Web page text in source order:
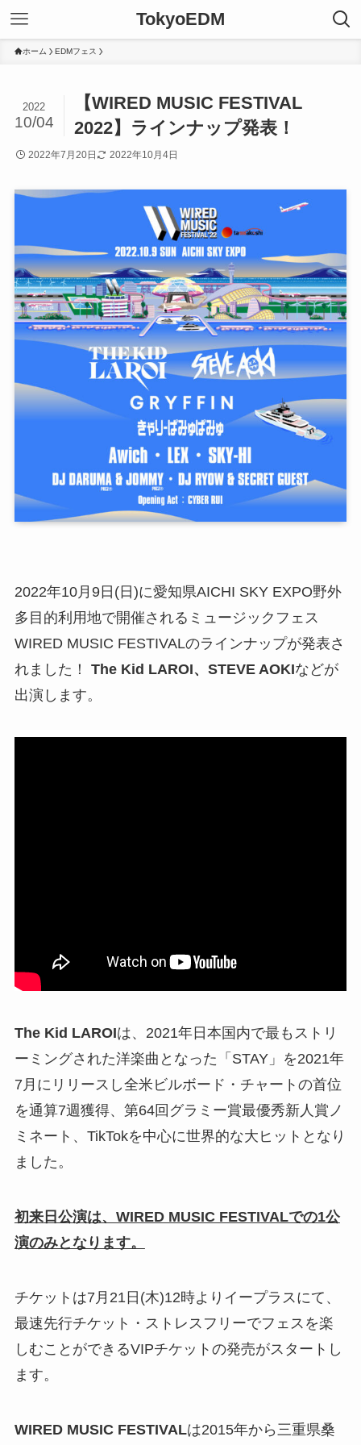
TokyoEDM
ホーム EDMフェス
【WIRED MUSIC FESTIVAL
2022】ラインナップ発表！
2022
10/04
2022年7月20日 2022年10月4日
2022年10月9日(日)に愛知県AICHI SKY EXPO野外
多目的利用地で開催されるミュージックフェス
WIRED MUSIC FESTIVALのラインナップが発表さ
れました！ The Kid LAROI、STEVE AOKIなどが
出演します。
The Kid LAROIは、2021年日本国内で最もストリ
ーミングされた洋楽曲となった「STAY」を2021年
7月にリリースし全米ビルボード・チャートの首位
を通算7週獲得、第64回グラミー賞最優秀新人賞ノ
ミネート、TikTokを中心に世界的な大ヒットとなり
ました。
初来日公演は、WIRED MUSIC FESTIVALでの1公
演のみとなります。
チケットは7月21日(木)12時よりイープラスにて、
最速先行チケット・ストレスフリーでフェスを楽
しむことができるVIPチケットの発売がスタートし
ます。
WIRED MUSIC FESTIVALは2015年から三重県桑